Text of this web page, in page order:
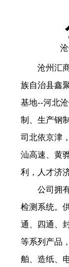
沧州汇商
族自治县鑫
基地--河北
制、生产钢
司北依京津
汕高速、黄
利，人才济
公司拥有
检测系统。
通、四通、
等系列产品
舶、造纸、